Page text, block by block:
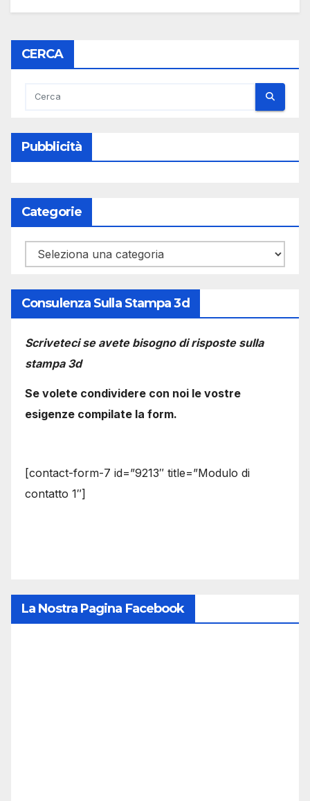
CERCA
Pubblicità
Categorie
Categorie
Consulenza Sulla Stampa 3d
Scriveteci se avete bisogno di risposte sulla
stampa 3d
Se volete condividere con noi le vostre
esigenze compilate la form.
[contact-form-7 id=”9213″ title=”Modulo di
contatto 1″]
La Nostra Pagina Facebook